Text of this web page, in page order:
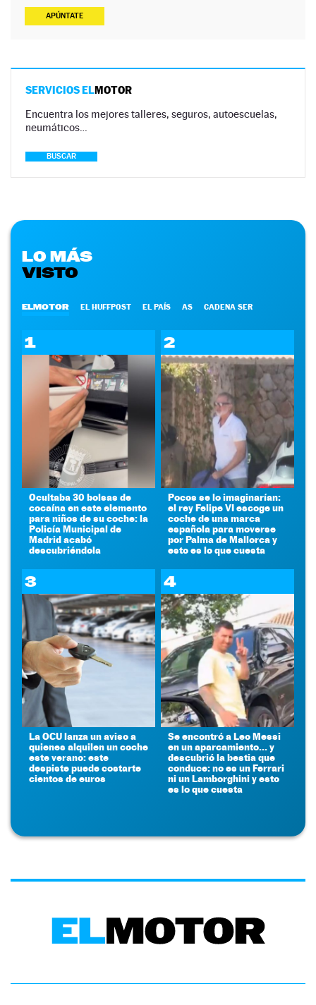
APÚNTATE
SERVICIOS ELMOTOR
Encuentra los mejores talleres, seguros, autoescuelas,
neumáticos…
BUSCAR
LO MÁS
VISTO
ELMOTOR EL HUFFPOST EL PAÍS AS CADENA SER
1
Ocultaba 30 bolsas de
cocaína en este elemento
para niños de su coche: la
Policía Municipal de
Madrid acabó
descubriéndola
2
Pocos se lo imaginarían:
el rey Felipe VI escoge un
coche de una marca
española para moverse
por Palma de Mallorca y
esto es lo que cuesta
3
La OCU lanza un aviso a
quienes alquilen un coche
este verano: este
despiste puede costarte
cientos de euros
4
Se encontró a Leo Messi
en un aparcamiento... y
descubrió la bestia que
conduce: no es un Ferrari
ni un Lamborghini y esto
es lo que cuesta